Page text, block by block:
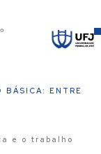
ENTRE
e o trabalho